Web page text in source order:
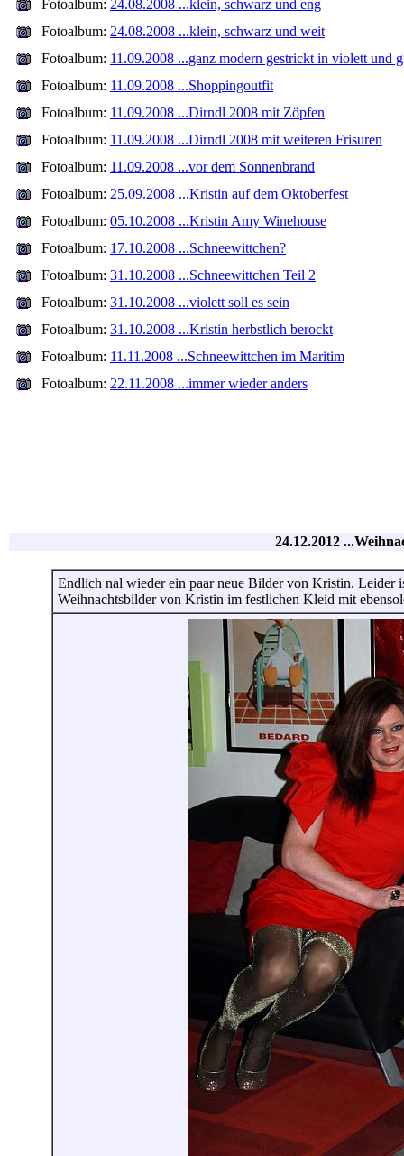
Fotoalbum: 24.08.2008 ...klein, schwarz und eng
Fotoalbum: 24.08.2008 ...klein, schwarz und weit
Fotoalbum: 11.09.2008 ...ganz modern gestrickt in violett und
Fotoalbum: 11.09.2008 ...Shoppingoutfit
Fotoalbum: 11.09.2008 ...Dirndl 2008 mit Zöpfen
Fotoalbum: 11.09.2008 ...Dirndl 2008 mit weiteren Frisuren
Fotoalbum: 11.09.2008 ...vor dem Sonnenbrand
Fotoalbum: 25.09.2008 ...Kristin auf dem Oktoberfest
Fotoalbum: 05.10.2008 ...Kristin Amy Winehouse
Fotoalbum: 17.10.2008 ...Schneewittchen?
Fotoalbum: 31.10.2008 ...Schneewittchen Teil 2
Fotoalbum: 31.10.2008 ...violett soll es sein
Fotoalbum: 31.10.2008 ...Kristin herbstlich berockt
Fotoalbum: 11.11.2008 ...Schneewittchen im Maritim
Fotoalbum: 22.11.2008 ...immer wieder anders
24.12.2012
Endlich nal wieder ein paar neue Bilder von Kristin. Leider
Weihnachtsbilder von Kristin im festlichen Kleid mit